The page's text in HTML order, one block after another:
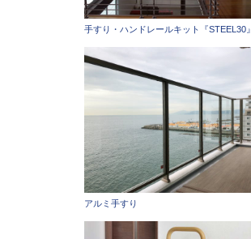
手すり・ハンドレールキット『STEEL30』
アルミ手すり